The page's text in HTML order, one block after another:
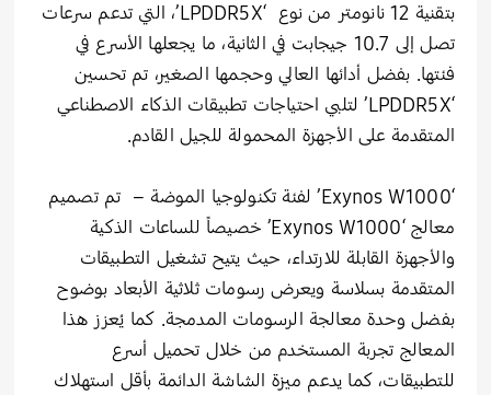
بتقنية 12 نانومتر من نوع ‘LPDDR5X’، التي تدعم سرعات
تصل إلى 10.7 جيجابت في الثانية، ما يجعلها الأسرع في
فئتها. بفضل أدائها العالي وحجمها الصغير، تم تحسين
‘LPDDR5X’ لتلبي احتياجات تطبيقات الذكاء الاصطناعي
المتقدمة على الأجهزة المحمولة للجيل القادم.
‘Exynos W1000’ لفئة تكنولوجيا الموضة – تم تصميم
معالج ‘Exynos W1000’ خصيصاً للساعات الذكية
والأجهزة القابلة للارتداء، حيث يتيح تشغيل التطبيقات
المتقدمة بسلاسة ويعرض رسومات ثلاثية الأبعاد بوضوح
بفضل وحدة معالجة الرسومات المدمجة. كما يُعزز هذا
المعالج تجربة المستخدم من خلال تحميل أسرع
للتطبيقات، كما يدعم ميزة الشاشة الدائمة بأقل استهلاك